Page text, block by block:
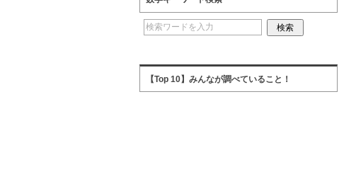
【Top 10】みんなが調べていること！